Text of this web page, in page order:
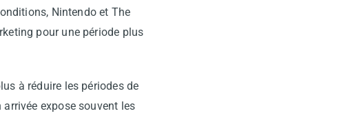
Nintendo et The
pour une période plus
à réduire les périodes de
expose souvent les